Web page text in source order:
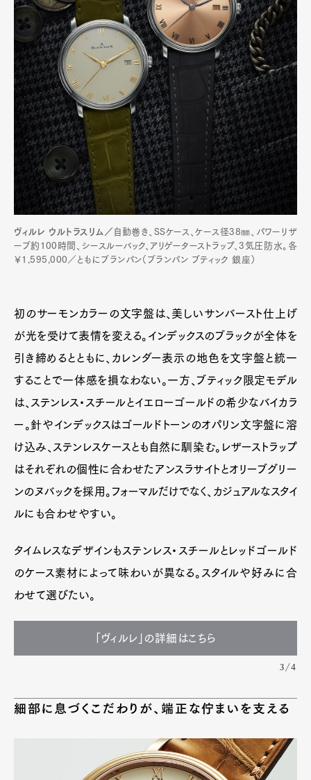
Pen international Pen tw
ヴィルレ ウルトラスリム／ 自動巻き、SSケース、ケース径38㎜、パワーリザ
ーブ約100時間、シースルーバック、アリゲーターストラップ、3気圧防水。各
￥1,595,000／ともにブランパン（ブランパン ブティック 銀座）
初のサーモンカラーの文字盤は、美しいサンバースト仕上げ
が光を受けて表情を変える。インデックスのブラックが全体を
引き締めるとともに、カレンダー表示の地色を文字盤と統一
することで一体感を損なわない。一方、ブティック限定モデル
は、ステンレス・スチールとイエローゴールドの希少なバイカラ
ー。針やインデックスはゴールドトーンのオパリン文字盤に溶
け込み、ステンレスケースとも自然に馴染む。レザーストラップ
はそれぞれの個性に合わせたアンスラサイトとオリーブグリー
ンのヌバックを採用。フォーマルだけでなく、カジュアルなスタイ
ルにも合わせやすい。
タイムレスなデザインもステンレス・スチールとレッドゴールド
のケース素材によって味わいが異なる。スタイルや好みに合
わせて選びたい。
「ヴィルレ」の詳細はこちら
3/4
細部に息づくこだわりが、端正な佇まいを支える